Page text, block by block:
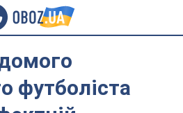
футболіста